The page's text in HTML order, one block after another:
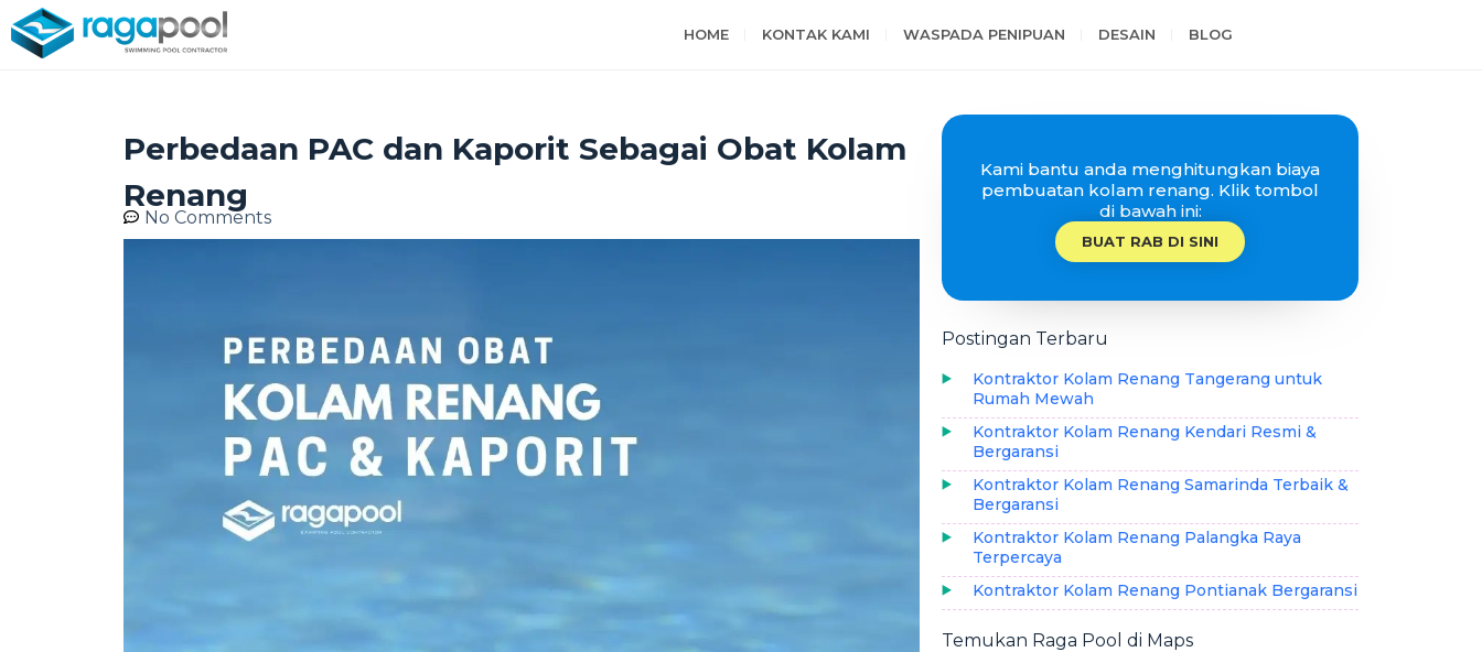
HOME KONTAK KAMI WASPADA PENIPUAN DESAIN BLOG
Perbedaan PAC dan Kaporit Sebagai Obat Kolam
Renang
No Comments
Kami bantu anda menghitungkan biaya
pembuatan kolam renang. Klik tombol
di bawah ini:
BUAT RAB DI SINI
Postingan Terbaru
Kontraktor Kolam Renang Tangerang untuk
Rumah Mewah
Kontraktor Kolam Renang Kendari Resmi &
Bergaransi
Kontraktor Kolam Renang Samarinda Terbaik &
Bergaransi
Kontraktor Kolam Renang Palangka Raya
Terpercaya
Kontraktor Kolam Renang Pontianak Bergaransi
Temukan Raga Pool di Maps